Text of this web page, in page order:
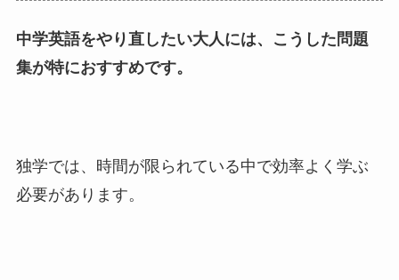
中学英語をやり直したい大人には、こうした問題
集が特におすすめです。
独学では、時間が限られている中で効率よく学ぶ
必要があります。